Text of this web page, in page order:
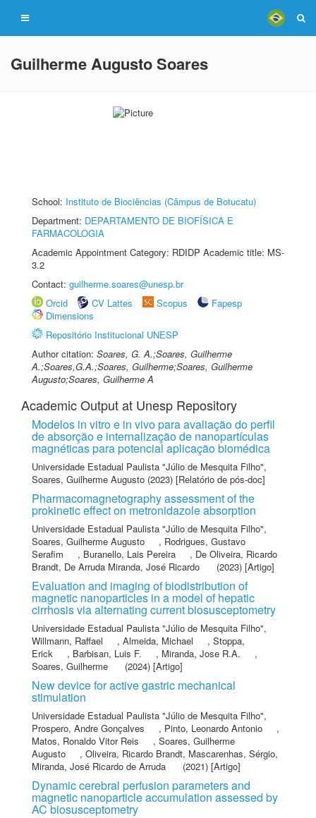
Guilherme Augusto Soares
School: Instituto de Biociências (Câmpus de Botucatu)
Department: DEPARTAMENTO DE BIOFÍSICA E
FARMACOLOGIA
Academic Appointment Category: RDIDP Academic title: MS-
3.2
Contact: guilherme.soares@unesp.br
Orcid
CV Lattes Scopus
Fapesp
Dimensions
Repositório Institucional UNESP
Author citation: Soares, G. A.;Soares, Guilherme
A.;Soares,G.A.;Soares, Guilherme;Soares, Guilherme
Augusto;Soares, Guilherme A
Academic Output at Unesp Repository
Modelos in vitro e in vivo para avaliação do perfil
de absorção e internalização de nanopartículas
magnéticas para potencial aplicação biomédica
Universidade Estadual Paulista "Júlio de Mesquita Filho",
Soares, Guilherme Augusto (2023) [Relatório de pós-doc]
Pharmacomagnetography assessment of the
prokinetic effect on metronidazole absorption
Universidade Estadual Paulista "Júlio de Mesquita Filho",
Soares, Guilherme Augusto
, Rodrigues, Gustavo
Serafim
, Buranello, Lais Pereira , De Oliveira, Ricardo
Brandt, De Arruda Miranda, José Ricardo (2023) [Artigo]
Evaluation and imaging of biodistribution of
magnetic nanoparticles in a model of hepatic
cirrhosis via alternating current biosusceptometry
Universidade Estadual Paulista "Júlio de Mesquita Filho",
Willmann, Raffael
, Almeida, Michael , Stoppa,
Erick
, Barbisan, Luis F. , Miranda, Jose R.A.
,
Soares, Guilherme
(2024) [Artigo]
New device for active gastric mechanical
stimulation
Universidade Estadual Paulista "Júlio de Mesquita Filho",
Prospero, Andre Gonçalves
, Pinto, Leonardo Antonio
,
Matos, Ronaldo Vitor Reis
, Soares, Guilherme
Augusto
, Oliveira, Ricardo Brandt, Mascarenhas, Sérgio,
Miranda, José Ricardo de Arruda
(2021) [Artigo]
Dynamic cerebral perfusion parameters and
magnetic nanoparticle accumulation assessed by
AC biosusceptometry